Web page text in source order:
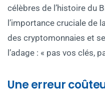
célèbres de l’histoire du
l’importance cruciale de
des cryptomonnaies et
l’adage : « pas vos clés,
Une erreur